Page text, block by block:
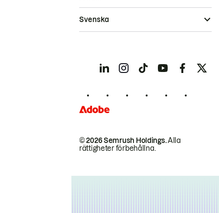
© 2026 Semrush Holdings.Alla
rättigheter förbehållna.
Svenska